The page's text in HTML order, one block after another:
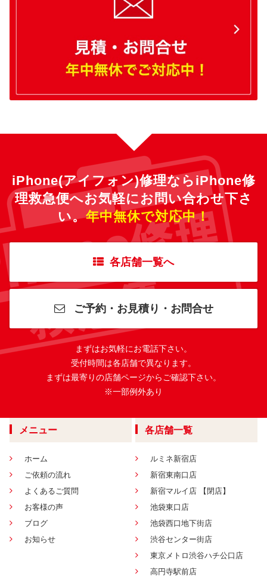
iPhone(アイフォン)修理ならiPhone修
理救急便へお気軽にお問い合わせ下さ
い。年中無休で対応中！
各店舗一覧へ
ご予約・お見積り・お問合せ
まずはお気軽にお電話下さい。
受付時間は各店舗で異なります。
まずは最寄りの店舗ページからご確認下さい。
※一部例外あり
メニュー
ホーム
ご依頼の流れ
よくあるご質問
お客様の声
ブログ
お知らせ
各店舗一覧
ルミネ新宿店
新宿東南口店
新宿マルイ店 【閉店】
池袋東口店
池袋西口地下街店
渋谷センター街店
東京メトロ渋谷ハチ公口店
高円寺駅前店